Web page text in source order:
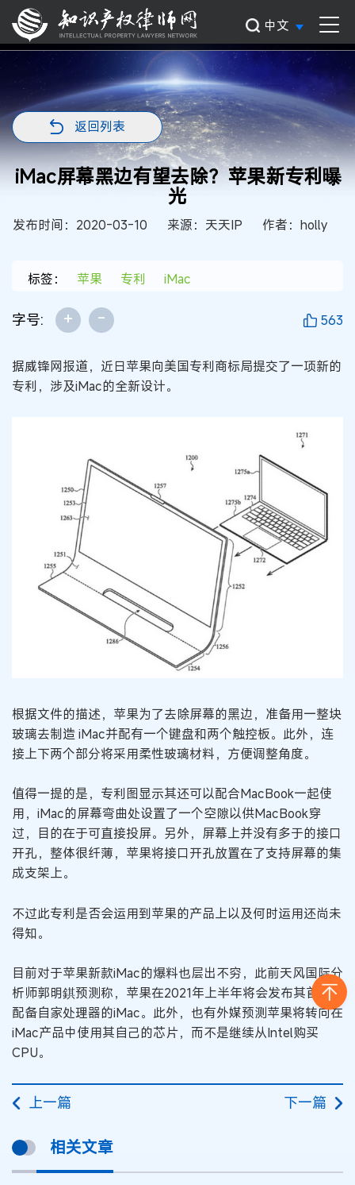
中文
返回列表
iMac屏幕黑边有望去除？苹果新专利曝
光
发布时间：2020-03-10 来源：天天IP 作者：holly
标签： 苹果 专利 iMac
字号: + - 563
据威锋网报道，近日苹果向美国专利商标局提交了一项新的
专利，涉及iMac的全新设计。
根据文件的描述，苹果为了去除屏幕的黑边，准备用一整块
玻璃去制造 iMac并配有一个键盘和两个触控板。此外，连
接上下两个部分将采用柔性玻璃材料，方便调整角度。
值得一提的是，专利图显示其还可以配合MacBook一起使
用，iMac的屏幕弯曲处设置了一个空隙以供MacBook穿
过，目的在于可直接投屏。另外，屏幕上并没有多于的接口
开孔，整体很纤薄，苹果将接口开孔放置在了支持屏幕的集
成支架上。
不过此专利是否会运用到苹果的产品上以及何时运用还尚未
得知。
目前对于苹果新款iMac的爆料也层出不穷，此前天风国际分
析师郭明錤预测称，苹果在2021年上半年将会发布其首款
配备自家处理器的iMac。此外，也有外媒预测苹果将转向在
iMac产品中使用其自己的芯片，而不是继续从Intel购买
CPU。
上一篇 下一篇
相关文章